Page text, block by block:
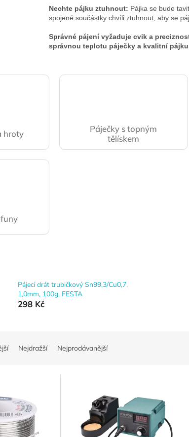
Nechte pájku ztuhnout: Pájka se bude
spojené součástky chvíli ztuhnout, aby se
Správné pájení vyžaduje cvik a
správnou teplotu páječky a kvalitní
hroty
Páječky s topným
tělískem
Pájecí drát trubičkový Sn99,3/Cu0,7,
1,0mm, 100g, FESTA
298 Kč
Nejdražší Nejprodávanější